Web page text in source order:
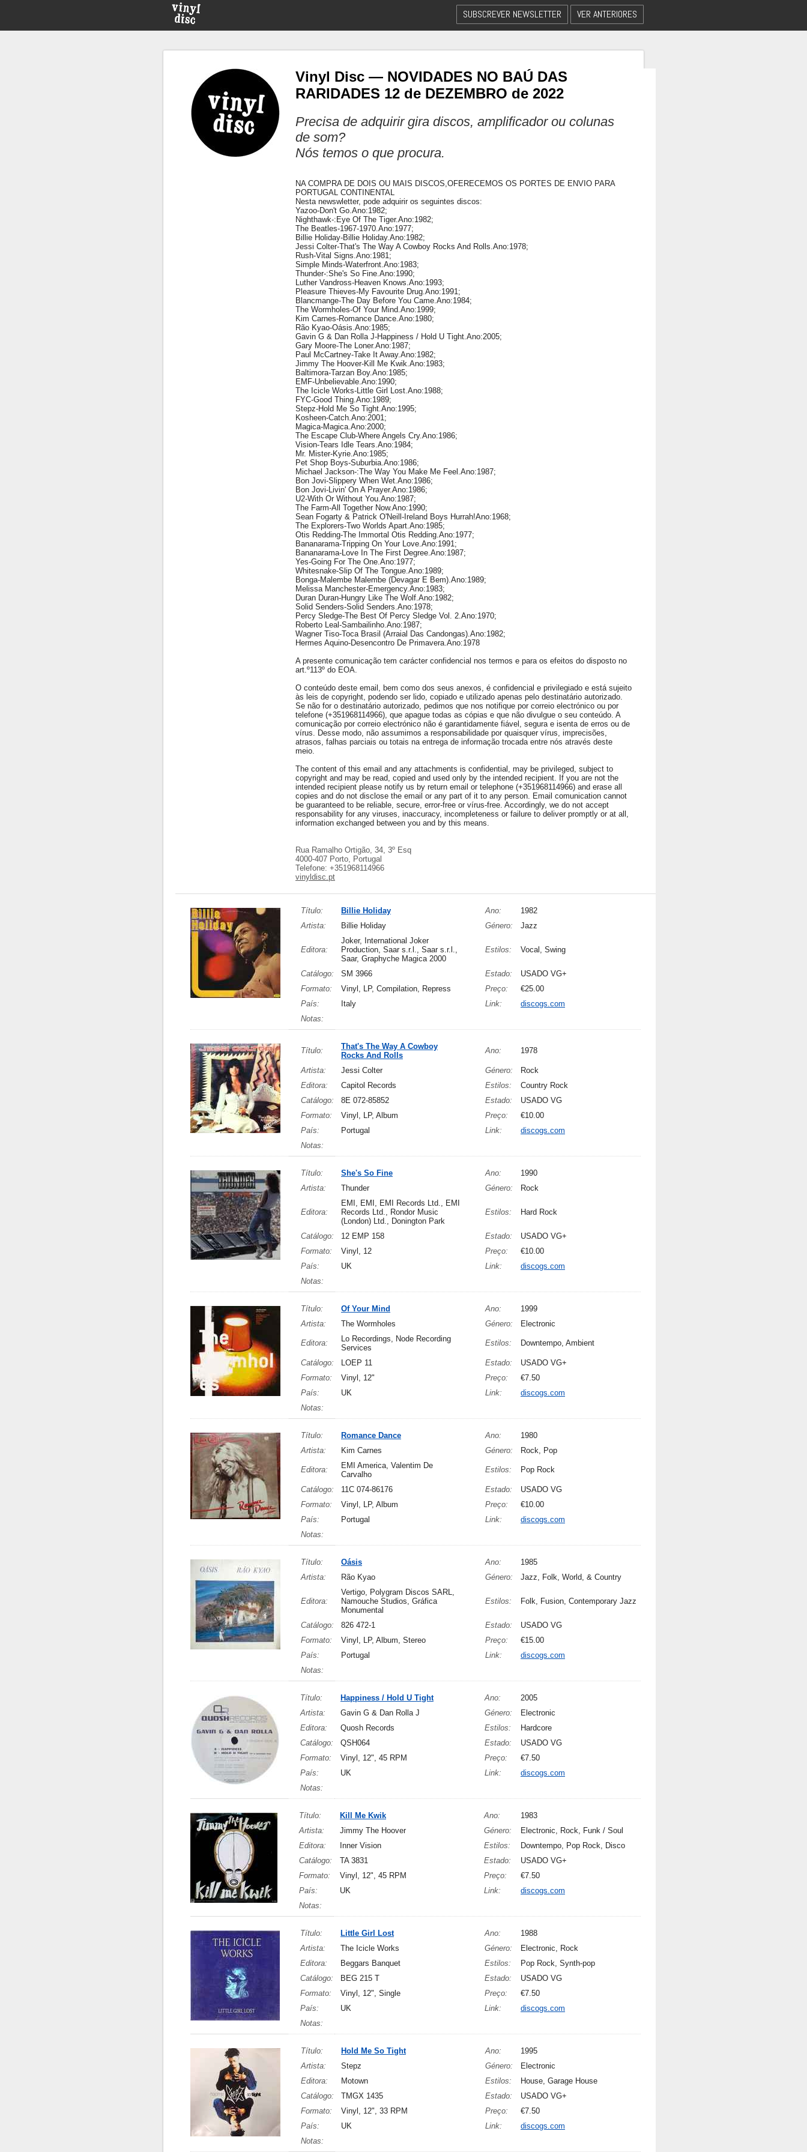
SUBSCREVER NEWSLETTER VER ANTERIORES
Vinyl Disc — NOVIDADES NO BAÚ DAS
RARIDADES 12 de DEZEMBRO de 2022
Precisa de adquirir gira discos, amplificador ou colunas
de som?
Nós temos o que procura.
NA COMPRA DE DOIS OU MAIS DISCOS,OFERECEMOS OS PORTES DE ENVIO PARA
PORTUGAL CONTINENTAL
Nesta newswletter, pode adquirir os seguintes discos:
Yazoo-Don't Go.Ano:1982;
Nighthawk-:Eye Of The Tiger.Ano:1982;
The Beatles-1967-1970.Ano:1977;
Billie Holiday-Billie Holiday.Ano:1982;
Jessi Colter-That's The Way A Cowboy Rocks And Rolls.Ano:1978;
Rush-Vital Signs.Ano:1981;
Simple Minds-Waterfront.Ano:1983;
Thunder-:She's So Fine.Ano:1990;
Luther Vandross-Heaven Knows.Ano:1993;
Pleasure Thieves-My Favourite Drug.Ano:1991;
Blancmange-The Day Before You Came.Ano:1984;
The Wormholes-Of Your Mind.Ano:1999;
Kim Carnes-Romance Dance.Ano:1980;
Rão Kyao-Oásis.Ano:1985;
Gavin G & Dan Rolla J-Happiness / Hold U Tight.Ano:2005;
Gary Moore-The Loner.Ano:1987;
Paul McCartney-Take It Away.Ano:1982;
Jimmy The Hoover-Kill Me Kwik.Ano:1983;
Baltimora-Tarzan Boy.Ano:1985;
EMF-Unbelievable.Ano:1990;
The Icicle Works-Little Girl Lost.Ano:1988;
FYC-Good Thing.Ano:1989;
Stepz-Hold Me So Tight.Ano:1995;
Kosheen-Catch.Ano:2001;
Magica-Magica.Ano:2000;
The Escape Club-Where Angels Cry.Ano:1986;
Vision-Tears Idle Tears.Ano:1984;
Mr. Mister-Kyrie.Ano:1985;
Pet Shop Boys-Suburbia.Ano:1986;
Michael Jackson-:The Way You Make Me Feel.Ano:1987;
Bon Jovi-Slippery When Wet.Ano:1986;
Bon Jovi-Livin' On A Prayer.Ano:1986;
U2-With Or Without You.Ano:1987;
The Farm-All Together Now.Ano:1990;
Sean Fogarty & Patrick O'Neill-Ireland Boys Hurrah!Ano:1968;
The Explorers-Two Worlds Apart.Ano:1985;
Otis Redding-The Immortal Otis Redding.Ano:1977;
Bananarama-Tripping On Your Love.Ano:1991;
Bananarama-Love In The First Degree.Ano:1987;
Yes-Going For The One.Ano:1977;
Whitesnake-Slip Of The Tongue.Ano:1989;
Bonga-Malembe Malembe (Devagar E Bem).Ano:1989;
Melissa Manchester-Emergency.Ano:1983;
Duran Duran-Hungry Like The Wolf.Ano:1982;
Solid Senders-Solid Senders.Ano:1978;
Percy Sledge-The Best Of Percy Sledge Vol. 2.Ano:1970;
Roberto Leal-Sambailinho.Ano:1987;
Wagner Tiso-Toca Brasil (Arraial Das Candongas).Ano:1982;
Hermes Aquino-Desencontro De Primavera.Ano:1978
A presente comunicação tem carácter confidencial nos termos e para os efeitos do disposto no
art.º113º do EOA.
O conteúdo deste email, bem como dos seus anexos, é confidencial e privilegiado e está sujeito
às leis de copyright, podendo ser lido, copiado e utilizado apenas pelo destinatário autorizado.
Se não for o destinatário autorizado, pedimos que nos notifique por correio electrónico ou por
telefone (+351968114966), que apague todas as cópias e que não divulgue o seu conteúdo. A
comunicação por correio electrónico não é garantidamente fiável, segura e isenta de erros ou de
vírus. Desse modo, não assumimos a responsabilidade por quaisquer vírus, imprecisões,
atrasos, falhas parciais ou totais na entrega de informação trocada entre nós através deste
meio.
The content of this email and any attachments is confidential, may be privileged, subject to
copyright and may be read, copied and used only by the intended recipient. If you are not the
intended recipient please notify us by return email or telephone (+351968114966) and erase all
copies and do not disclose the email or any part of it to any person. Email comunication cannot
be guaranteed to be reliable, secure, error-free or vírus-free. Accordingly, we do not accept
responsability for any viruses, inaccuracy, incompleteness or failure to deliver promptly or at all,
information exchanged between you and by this means.
Rua Ramalho Ortigão, 34, 3º Esq
4000-407 Porto, Portugal
Telefone: +351968114966
vinyldisc.pt
Título: Billie Holiday Ano:
1982
Artista:
Billie Holiday Género: Jazz
Editora:
Joker, International Joker
Production, Saar s.r.l., Saar s.r.l.,
Saar, Graphyche Magica 2000
Estilos: Vocal, Swing
Catálogo: SM 3966 Estado:
USADO VG+
Formato:
Vinyl, LP, Compilation, Repress Preço:
€25.00
País:
Italy Link:
discogs.com
Notas:
Título:
That's The Way A Cowboy
Rocks And Rolls
Ano: 1978
Artista: Jessi Colter Género:
Rock
Editora:
Capitol Records Estilos:
Country Rock
Catálogo:
8E 072-85852 Estado:
USADO VG
Formato:
Vinyl, LP, Album Preço:
€10.00
País:
Portugal Link:
discogs.com
Notas:
Título: She's So Fine Ano:
1990
Artista:
Thunder Género: Rock
Editora:
EMI, EMI, EMI Records Ltd., EMI
Records Ltd., Rondor Music
(London) Ltd., Donington Park
Estilos: Hard Rock
Catálogo: 12 EMP 158 Estado:
USADO VG+
Formato:
Vinyl, 12 Preço:
€10.00
País:
UK Link:
discogs.com
Notas:
Título: Of Your Mind Ano:
1999
Artista:
The Wormholes Género: Electronic
Editora:
Lo Recordings, Node Recording
Services
Estilos: Downtempo, Ambient
Catálogo: LOEP 11 Estado:
USADO VG+
Formato:
Vinyl, 12" Preço:
€7.50
País:
UK Link:
discogs.com
Notas:
Título: Romance Dance Ano:
1980
Artista:
Kim Carnes Género: Rock, Pop
Editora:
EMI America, Valentim De
Carvalho
Estilos: Pop Rock
Catálogo: 11C 074-86176 Estado:
USADO VG
Formato:
Vinyl, LP, Album Preço:
€10.00
País:
Portugal Link:
discogs.com
Notas:
Título: Oásis Ano:
1985
Artista:
Rão Kyao Género: Jazz, Folk, World, & Country
Editora:
Vertigo, Polygram Discos SARL,
Namouche Studios, Gráfica
Monumental
Estilos: Folk, Fusion, Contemporary Jazz
Catálogo: 826 472-1 Estado:
USADO VG
Formato:
Vinyl, LP, Album, Stereo Preço:
€15.00
País:
Portugal Link:
discogs.com
Notas:
Título: Happiness / Hold U Tight Ano:
2005
Artista:
Gavin G & Dan Rolla J Género:
Electronic
Editora:
Quosh Records Estilos:
Hardcore
Catálogo:
QSH064 Estado:
USADO VG
Formato:
Vinyl, 12", 45 RPM Preço:
€7.50
País:
UK Link:
discogs.com
Notas:
Título: Kill Me Kwik Ano:
1983
Artista:
Jimmy The Hoover Género:
Electronic, Rock, Funk / Soul
Editora:
Inner Vision Estilos:
Downtempo, Pop Rock, Disco
Catálogo:
TA 3831 Estado:
USADO VG+
Formato:
Vinyl, 12", 45 RPM Preço:
€7.50
País:
UK Link:
discogs.com
Notas:
Título: Little Girl Lost Ano:
1988
Artista:
The Icicle Works Género:
Electronic, Rock
Editora:
Beggars Banquet Estilos:
Pop Rock, Synth-pop
Catálogo:
BEG 215 T Estado:
USADO VG
Formato:
Vinyl, 12", Single Preço:
€7.50
País:
UK Link:
discogs.com
Notas:
Título: Hold Me So Tight Ano:
1995
Artista:
Stepz Género:
Electronic
Editora:
Motown Estilos:
House, Garage House
Catálogo:
TMGX 1435 Estado:
USADO VG+
Formato:
Vinyl, 12", 33 RPM Preço:
€7.50
País:
UK Link:
discogs.com
Notas: